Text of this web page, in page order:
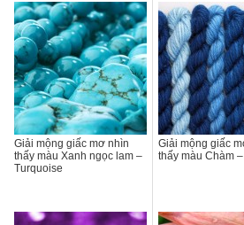
Giải mộng giấc mơ nhìn
thấy màu Xanh ngọc lam –
Turquoise
Giải mộng giấc
thấy màu Chàm